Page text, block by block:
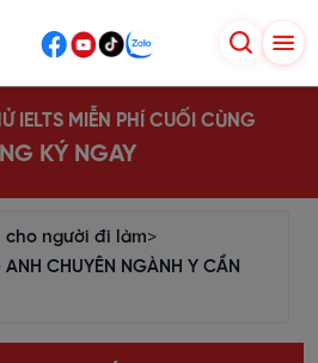
IELTS MIỄN PHÍ CUỐI CÙNG
KÝ NGAY
cho người đi làm>
CHUYÊN NGÀNH Y CẦN